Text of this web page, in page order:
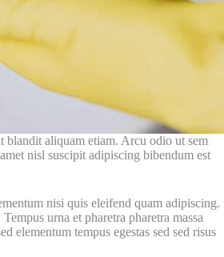
blandit aliquam etiam. Arcu odio ut sem
nisl suscipit adipiscing bibendum est
nisi quis eleifend quam adipiscing.
urna et pharetra pharetra massa
elementum tempus egestas sed sed risus